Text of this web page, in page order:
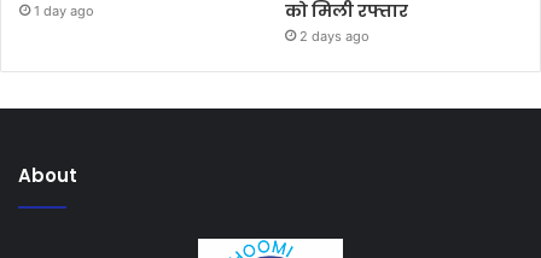
1 day ago
को मिली रफ्तार
2 days ago
About